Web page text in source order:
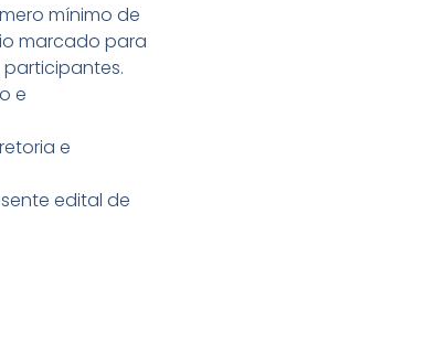
mínimo de
marcado para
participantes.
e
e
edital de